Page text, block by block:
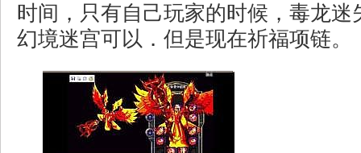
时间，只有自己玩家的时候，毒龙迷
幻境迷宫可以．但是现在祈福项链。